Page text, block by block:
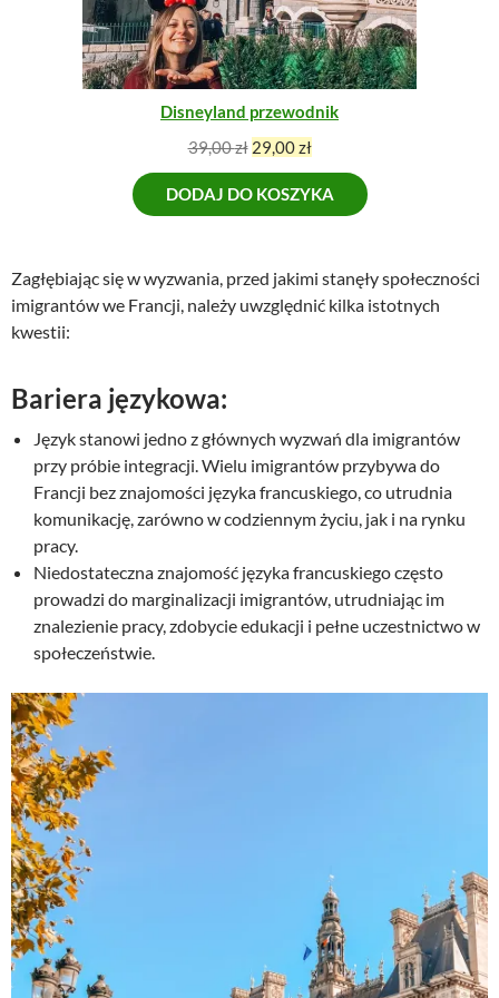
n
o
s
i
ł
a
:
8
9
0
o
s
i
:
6
8
,
0
0
ł
.
M
O
C
J
I
Disneyland przewodnik
39,00zł P
i
e
r
n
a
w
y
n
i
ł
a
29,00złA
k
t
u
a
w
y
n
o
2
9
DODAJ DO KOSZYKA
Zagłębiając się w wyzwania, przed jakimi stanęły społeczności
imigrantów we Francji, należy uwzględnić kilka istotnych
kwestii:
Bariera językowa:
Język stanowi jedno z głównych wyzwań dla imigrantów
przy próbie integracji. Wielu imigrantów przybywa do
Francji bez znajomości języka francuskiego, co utrudnia
komunikację, zarówno w codziennym życiu, jak i na rynku
pracy.
Niedostateczna znajomość języka francuskiego często
prowadzi do marginalizacji imigrantów, utrudniając im
znalezienie pracy, zdobycie edukacji i pełne uczestnictwo w
społeczeństwie.